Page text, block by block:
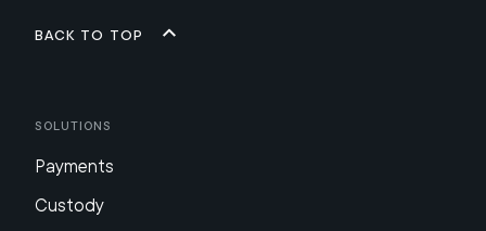
Back to top
Solutions
Payments
Custody